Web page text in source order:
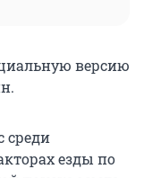
версию
среди
езды по